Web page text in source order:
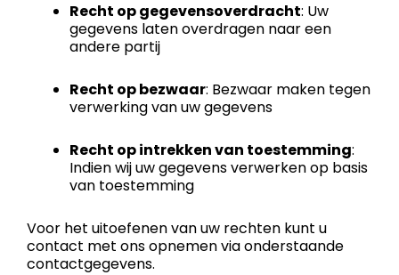
Recht op gegevensoverdracht: Uw
gegevens laten overdragen naar een
andere partij
Recht op bezwaar: Bezwaar maken tegen
verwerking van uw gegevens
Recht op intrekken van toestemming:
Indien wij uw gegevens verwerken op basis
van toestemming
Voor het uitoefenen van uw rechten kunt u
contact met ons opnemen via onderstaande
contactgegevens.